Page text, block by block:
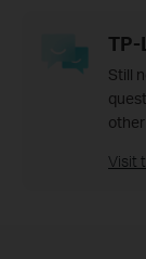
Still
Visit